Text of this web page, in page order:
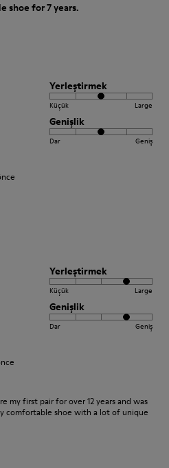
shoe for 7 years.
Yerleştirmek
Küçük Large
Genişlik
Dar Geniş
Yerleştirmek
Küçük Large
Genişlik
Dar Geniş
my first pair for over 12 years and was
comfortable shoe with a lot of unique